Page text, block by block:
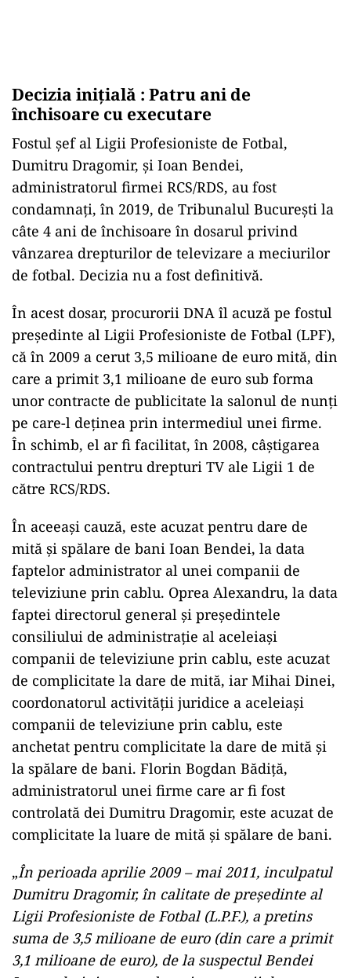
Decizia inițială : Patru ani de
închisoare cu executare
Fostul șef al Ligii Profesioniste de Fotbal,
Dumitru Dragomir, și Ioan Bendei,
administratorul firmei RCS/RDS, au fost
condamnați, în 2019, de Tribunalul București la
câte 4 ani de închisoare în dosarul privind
vânzarea drepturilor de televizare a meciurilor
de fotbal. Decizia nu a fost definitivă.
În acest dosar, procurorii DNA îl acuză pe fostul
preşedinte al Ligii Profesioniste de Fotbal (LPF),
că în 2009 a cerut 3,5 milioane de euro mită, din
care a primit 3,1 milioane de euro sub forma
unor contracte de publicitate la salonul de nunţi
pe care-l deţinea prin intermediul unei firme.
În schimb, el ar fi facilitat, în 2008, câştigarea
contractului pentru drepturi TV ale Ligii 1 de
către RCS/RDS.
În aceeaşi cauză, este acuzat pentru dare de
mită şi spălare de bani Ioan Bendei, la data
faptelor administrator al unei companii de
televiziune prin cablu. Oprea Alexandru, la data
faptei directorul general şi preşedintele
consiliului de administraţie al aceleiaşi
companii de televiziune prin cablu, este acuzat
de complicitate la dare de mită, iar Mihai Dinei,
coordonatorul activităţii juridice a aceleiaşi
companii de televiziune prin cablu, este
anchetat pentru complicitate la dare de mită şi
la spălare de bani. Florin Bogdan Bădiţă,
administratorul unei firme care ar fi fost
controlată dei Dumitru Dragomir, este acuzat de
complicitate la luare de mită şi spălare de bani.
„În perioada aprilie 2009 – mai 2011, inculpatul
Dumitru Dragomir, în calitate de preşedinte al
Ligii Profesioniste de Fotbal (L.P.F.), a pretins
suma de 3,5 milioane de euro (din care a primit
3,1 milioane de euro), de la suspectul Bendei